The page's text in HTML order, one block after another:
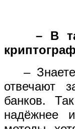
– В
– Знаете,
отвечают
банков.
надёжнее